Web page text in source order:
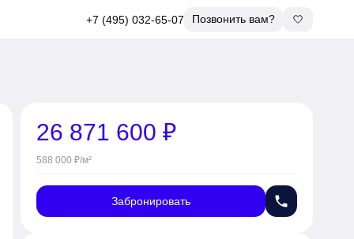
+7 (495) 032-65-07 Позвонить вам?
26 871 600 ₽
588 000 ₽/м²
Забронировать phone